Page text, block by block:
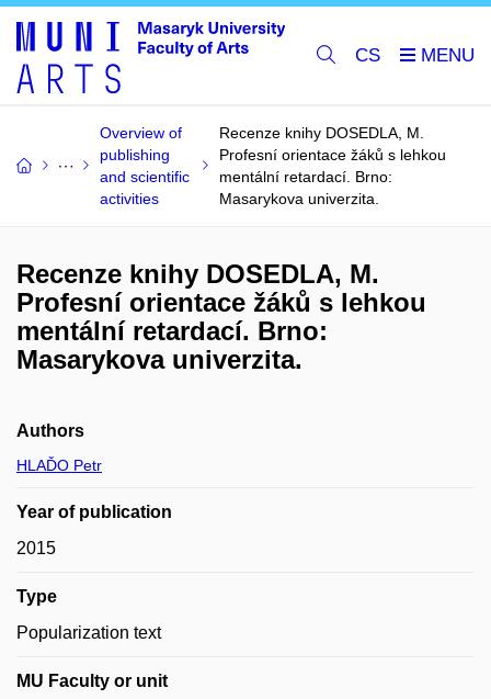
CS
Overview of
publishing
and scientific
activities
Recenze knihy DOSEDLA, M.
Profesní orientace žáků s lehkou
mentální retardací. Brno:
Masarykova univerzita.
Recenze knihy DOSEDLA, M.
Profesní orientace žáků s lehkou
mentální retardací. Brno:
Masarykova univerzita.
Authors
HLAĎO Petr
Year of publication
2015
Type
Popularization text
MU Faculty or unit